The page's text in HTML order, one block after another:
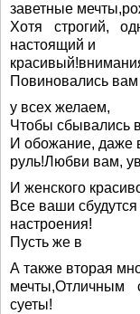
заветные
Хотя строгий,
настоящий и
Повиновались
у всех желаем,
Чтобы сбывались
И обожание, даже
руль!Любви вам,
И женского
Все ваши
настроения!
Пусть же в
А также вторая
мечты,Отличным
суеты!